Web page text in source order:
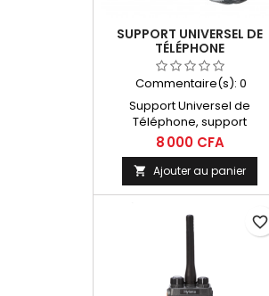
SUPPORT UNIVERSEL DE
TÉLÉPHONE
Commentaire(s): 0
Support Universel de
Téléphone, support
magnetique
8 000 CFA
 Ajouter au panier
favorite_border